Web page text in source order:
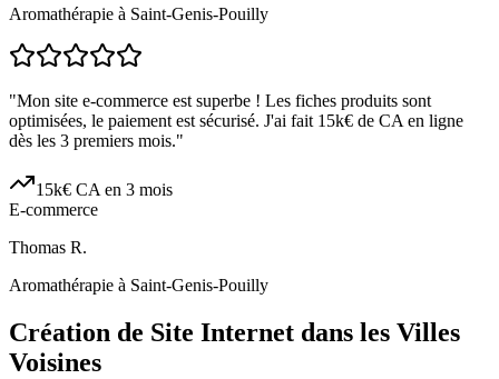
Aromathérapie à Saint-Genis-Pouilly
"Mon site e-commerce est superbe ! Les fiches produits sont
optimisées, le paiement est sécurisé. J'ai fait 15k€ de CA en ligne
dès les 3 premiers mois."
15k€ CA en 3 mois
E-commerce
Thomas R.
Aromathérapie à Saint-Genis-Pouilly
Création de Site Internet dans les Villes
Voisines